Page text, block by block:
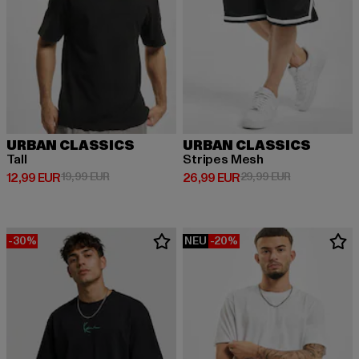
URBAN CLASSICS
Tall
12,99 EUR
Derzeitiger Preis: 12,99 EUR
19,99 EURAktionspreis: 19,99 EUR
URBAN CLASSICS
Stripes Mesh
26,99 EUR
Derzeitiger Preis: 26,99 EUR
29,99 EURAktionspreis:
-30% NEU -20%